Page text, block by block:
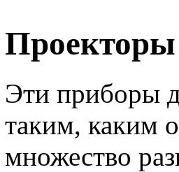
Эти приборы
таким, каким
множество